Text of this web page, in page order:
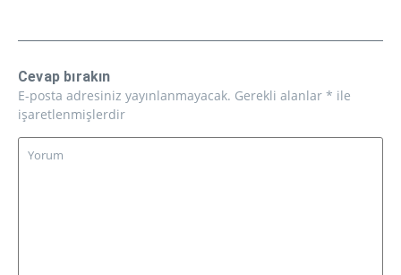
Cevap bırakın
E-posta adresiniz yayınlanmayacak. Gerekli alanlar * ile
işaretlenmişlerdir